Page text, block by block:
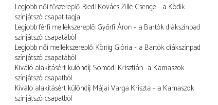
Legjobb női főszereplő: Riedl Kovács Zille Csenge - a Ködik
színjátszó csapat tagja
Legjobb férfi mellékszereplő: Győrfi Áron - a Bartók diákszínpad
színjátszó csapatából
Legjobb női mellékszereplő: König Glória - a Bartók diákszínpad
színjátszó csapatából
Kiváló alakításért különdíj: Somodi Krisztián- a Kamaszok
színjátszó csapatból
Kiváló alakításért különdíj: Májai Varga Kriszta - a Kamaszok
színjátszó csapatból